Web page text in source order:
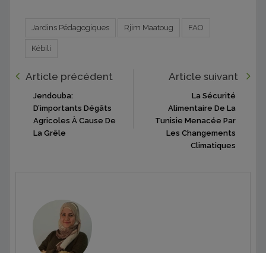
Jardins Pédagogiques Rjim Maatoug FAO
Kébili
Article précédent
Jendouba:
D’importants Dégâts
Agricoles À Cause De
La Grêle
Article suivant
La Sécurité
Alimentaire De La
Tunisie Menacée Par
Les Changements
Climatiques